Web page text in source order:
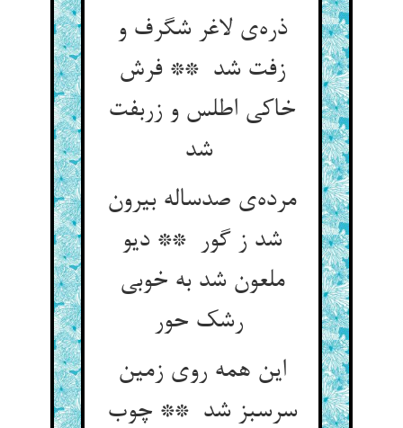
ذره‌ی لاغر شگرف و
زفت شد ** فرش
خاکی اطلس و زربفت
شد
مرده‌ی صدساله بیرون
شد ز گور ** دیو
ملعون شد به خوبی
رشک حور
این همه روی زمین
سرسبز شد ** چوب